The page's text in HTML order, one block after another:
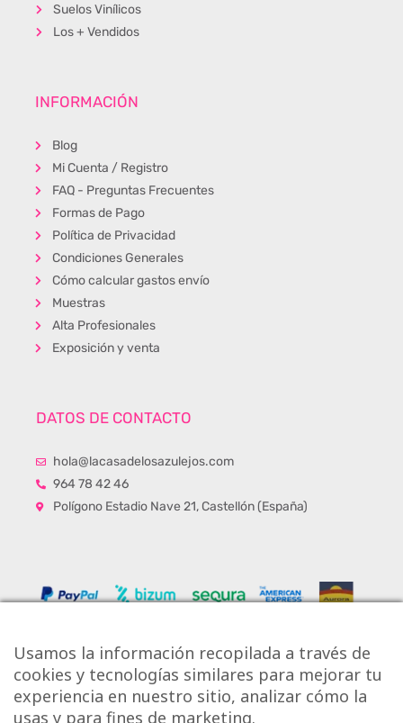
Suelos Vinílicos
Los + Vendidos
INFORMACIÓN
Blog
Mi Cuenta / Registro
FAQ - Preguntas Frecuentes
Formas de Pago
Política de Privacidad
Condiciones Generales
Cómo calcular gastos envío
Muestras
Alta Profesionales
Exposición y venta
DATOS DE CONTACTO
hola@lacasadelosazulejos.com
964 78 42 46
Polígono Estadio Nave 21, Castellón (España)
Usamos la información recopilada a través de
cookies y tecnologías similares para mejorar tu
experiencia en nuestro sitio, analizar cómo la
usas y para fines de marketing.